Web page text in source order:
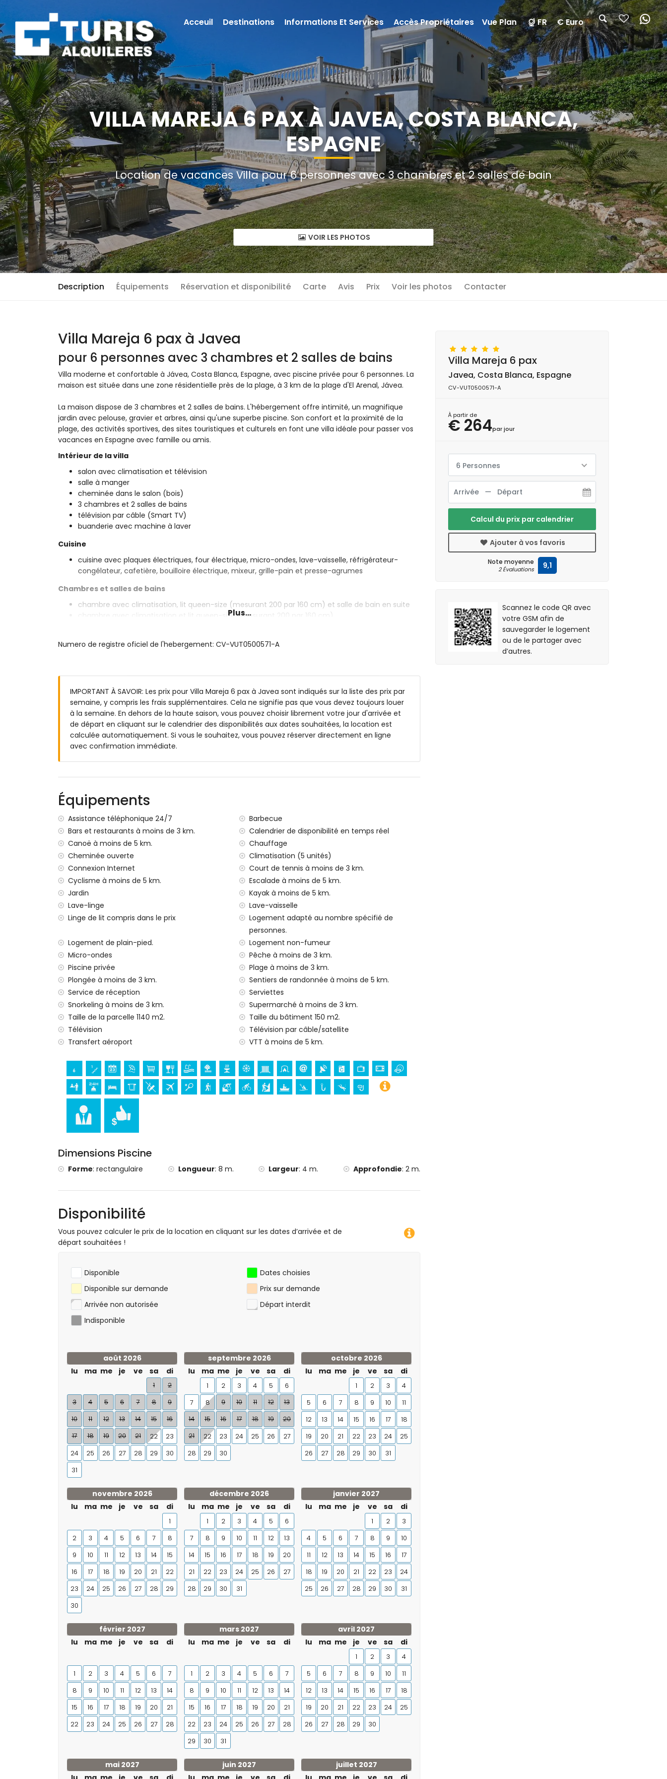
VILLA MAREJA 6 PAX À JAVEA, COSTA BLANCA,
ESPAGNE
Location de vacances Villa pour 6 personnes avec 3 chambres et 2 salles de bain
VOIR LES PHOTOS
Description Équipements Réservation et disponibilité Carte Avis Prix Voir les photos Contacter
Villa Mareja 6 pax à Javea
pour 6 personnes avec 3 chambres et 2 salles de bains
Villa moderne et confortable à Jávea, Costa Blanca, Espagne, avec piscine privée pour 6 personnes. La
maison est située dans une zone résidentielle près de la plage, à 3 km de la plage d'El Arenal, Jávea.
La maison dispose de 3 chambres et 2 salles de bains. L'hébergement offre intimité, un magnifique
jardin avec pelouse, gravier et arbres, ainsi qu'une superbe piscine. Son confort et la proximité de la
plage, des activités sportives, des sites touristiques et culturels en font une villa idéale pour passer vos
vacances en Espagne avec famille ou amis.
Intérieur de la villa
salon avec climatisation et télévision
salle à manger
cheminée dans le salon (bois)
3 chambres et 2 salles de bains
télévision par câble (Smart TV)
buanderie avec machine à laver
Cuisine
cuisine avec plaques électriques, four électrique, micro-ondes, lave-vaisselle, réfrigérateur-
congélateur, cafetière, bouilloire électrique, mixeur, grille-pain et presse-agrumes
Chambres et salles de bains
chambre avec climatisation, lit queen-size (mesurant 200 par 160 cm) et salle de bain en suite
chambre avec climatisation et lit queen-size (mesurant 200 par 160 cm)
salle de bain avec lavabo simple, douche et WC
piscine privée mesurant 8m x 4m et 2m de profondeur
magnifique jardin avec pelouse, gravier, arbres et mobilier de jardin avec transats
3 terrasses, dont une couverte
barbecue
douche extérieure
coin salon extérieur et coin repas extérieur
rivière ou bord de rivage le plus proche : Mediterráneo, Jávea (à moins de 3 kilomètres de la villa)
plage la plus proche : El Arenal, Jávea (à moins de 3 kilomètres de la villa)
port le plus proche : Nou Fontana (à moins de 3 kilomètres de la villa)
parc le plus proche : Montgó, Jávea (à moins de 5 kilomètres de la villa)
aéroport le plus proche : Alicante (à moins de 100 kilomètres de la villa)
deuxième aéroport le plus proche : Valencia (> 100 kilomètres)
fumer est interdit
les animaux domestiques ne sont pas autorisés
L'hébergement est très adapté aux familles avec enfants
Équipements et services inclus dans le prix de location de la villa
internet (WiFi)
aspirateur et fer et planche à repasser
service de réception et service d'urgence 24h/24
chauffage par air et climatisation
Équipements et services à supplément
service aéroport
lit supplémentaire et lit/couchette pour enfants (sur demande)
Activités de divertissement et de loisirs pour vos vacances à Jávea, Costa Blanca
discothèque, bar, promenade (El Arenal et Jávea) (à moins de 5 kilomètres de la maison)
musée (Histórico de Jávea, Jávea), église (Virgen de Loreto, Puerto, Jávea), ruine (Molinos de
Viento, Jávea), monument (Pueblo de Jávea, Jávea), bâtiment architectural (Pueblo de Jávea,
Jávea), lieu historique (Pueblo de Jávea et Jávea) (à moins de 10 kilomètres de l'hébergement)
l'hébergement)
Sports
tennis, randonnée, VTT, cyclisme, escalade, canoë, kayak, pêche, plongée et snorkeling (à moins
de 5 kilomètres de la villa)
golf (Club de Golf, Jávea) et équitation (à moins de 10 kilomètres de la villa)
Plus...
Numero de registre oficiel de l'hebergement: CV-VUT0500571-A
IMPORTANT À SAVOIR: Les prix pour Villa Mareja 6 pax à Javea sont indiqués sur la liste des prix par
semaine, y compris les frais supplémentaires. Cela ne signifie pas que vous devez toujours louer
à la semaine. En dehors de la haute saison, vous pouvez choisir librement votre jour d'arrivée et
de départ en cliquant sur le calendrier des disponibilités aux dates souhaitées, la location est
calculée automatiquement. Si vous le souhaitez, vous pouvez réserver directement en ligne
avec confirmation immédiate.
Équipements
Assistance téléphonique 24/7
Barbecue
Bars et restaurants à moins de 3 km.
Calendrier de disponibilité en temps réel
Canoë à moins de 5 km.
Chauffage
Cheminée ouverte
Climatisation (5 unités)
Connexion Internet
Court de tennis à moins de 3 km.
Cyclisme à moins de 5 km.
Escalade à moins de 5 km.
Jardin
Kayak à moins de 5 km.
Lave-linge
Lave-vaisselle
Linge de lit compris dans le prix
Logement adapté au nombre spécifié de
personnes.
Logement de plain-pied.
Logement non-fumeur
Micro-ondes
Pêche à moins de 3 km.
Piscine privée
Plage à moins de 3 km.
Plongée à moins de 3 km.
Sentiers de randonnée à moins de 5 km.
Service de réception
Serviettes
Snorkeling à moins de 3 km.
Supermarché à moins de 3 km.
Taille de la parcelle 1140 m2.
Taille du bâtiment 150 m2.
Télévision
Télévision par câble/satellite
Transfert aéroport
VTT à moins de 5 km.
Dimensions Piscine
Forme: rectangulaire Longueur: 8 m. Largeur: 4 m. Approfondie: 2 m.
Disponibilité
Vous pouvez calculer le prix de la location en cliquant sur les dates d’arrivée et de
départ souhaitées !
Disponible
Dates choisies
Disponible sur demande
Prix ​​sur demande
Arrivée non autorisée
Départ interdit
Indisponible
août 2026
lu
ma me je ve sa di
1
2
3
4 5 6 7 8
9
10
11 12 13 14 15
16
17
18 19 20 21 22
23
24
25 26 27 28 29
30
31
septembre 2026
lu
ma me je ve sa di
1 2 3 4 5
6
7
8 9 10 11 12
13
14
15 16 17 18 19
20
21
22 23 24 25 26
27
28
29 30
octobre 2026
lu
ma me je ve sa di
1 2 3
4
5
6 7 8 9 10
11
12
13 14 15 16 17
18
19
20 21 22 23 24
25
26
27 28 29 30 31
novembre 2026
lu
ma me je ve sa di
1
2
3 4 5 6 7
8
9
10 11 12 13 14
15
16
17 18 19 20 21
22
23
24 25 26 27 28
29
30
décembre 2026
lu
ma me je ve sa di
1 2 3 4 5
6
7
8 9 10 11 12
13
14
15 16 17 18 19
20
21
22 23 24 25 26
27
28
29 30 31
janvier 2027
lu
ma me je ve sa di
1 2
3
4
5 6 7 8 9
10
11
12 13 14 15 16
17
18
19 20 21 22 23
24
25
26 27 28 29 30 31
février 2027
lu
ma me je ve sa di
1 2 3 4 5 6
7
8
9 10 11 12 13
14
15
16 17 18 19 20
21
22
23 24 25 26 27 28
mars 2027
lu
ma me je ve sa di
1 2 3 4 5 6
7
8
9 10 11 12 13
14
15
16 17 18 19 20
21
22
23 24 25 26 27
28
29
30 31
avril 2027
lu
ma me je ve sa di
1 2 3
4
5
6 7 8 9 10
11
12
13 14 15 16 17
18
19
20 21 22 23 24
25
26
27 28 29 30
mai 2027
juin 2027
juillet 2027
Villa Mareja 6 pax
Javea, Costa Blanca, Espagne
CV-VUT0500571-A
À partir de
€ 264par jour
6 Personnes
Calcul du prix par calendrier
Ajouter à vos favoris
Note moyenne
2 Évaluations 9,1
Scannez le code QR avec
votre GSM afin de
sauvegarder le logement
ou de le partager avec
d’autres.
Acceuil Destinations Informations Et Services Accès Propriétaires Vue Plan FR € Euro